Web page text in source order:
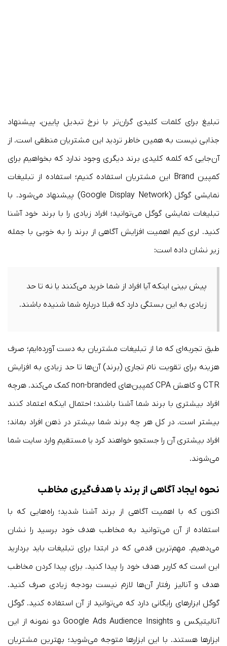
تبلیغ برای کلمات کلیدی گران‌تر با نرخ تبدیل پایین، پیشنهاد
جذابی نیست به همین خاطر تردید این مشتریان منطقی است. از
آن‌جایی که کلمه کلیدی برند دیگری وجود ندارد که بخواهیم برای
کمپین Brand این مشتریان استفاده کنیم؛ استفاده از تبلیغات
نمایشی گوگل (Google Display Network) پیشنهاد می‌شود. با
تبلیغات نمایشی گوگل می‌توانید؛ افراد زیادی را با برند خود آشنا
کنید. لری کیم اهمیت افزایش آگاهی از برند را به خوبی با جمله
زیر نشان داده است:
پیش بینی اینکه آیا افراد از شما خرید می‌کنند یا نه تا حد
زیادی به این بستگی دارد که قبلا درباره شما شنیده‌ باشند.
طبق تجربه‌ای که ما از تبلیغات مشتریان به دست آورده‌ایم؛ صرف
هزینه برای تقویت نام تجاری (برند) آن‌ها تا حد زیادی به افزایش
CTR و کاهش CPA کمپین‌های non-branded کمک می‌کند. هرچه
افراد بیشتری با برند شما آشنا باشند؛ احتمال اینکه اعتماد کنند
بیشتر است. در کل هر چه برند شما بیشتر در ذهن افراد بماند؛
افراد بیشتری آن را جستجو خواهند کرد یا مستقیم وارد سایت شما
می‌شوند.
نحوه ایجاد آگاهی از برند با هدف‌گیری مخاطب
اکنون که با اهمیت آگاهی از برند آشنا شدید؛ راه‌هایی که با
استفاده از آن می‌توانید به مخاطب هدف خود برسید را نشان
می‌دهیم. مهم‌ترین قدمی که در ابتدا برای تبلیغات باید بردارید
این است که کاربر هدف خود را پیدا کنید. برای پیدا کردن مخاطب
هدف و آنالیز رفتار آن‌ها لازم نیست بودجه زیادی صرف کنید.
گوگل ابزارهای رایگانی دارد که می‌توانید از آن استفاده کنید. گوگل
آنالیتیکس و Google Ads Audience Insights دو نمونه از این
ابزارها هستند. با این ابزارها متوجه می‌شوید؛ بهترین مشتریان